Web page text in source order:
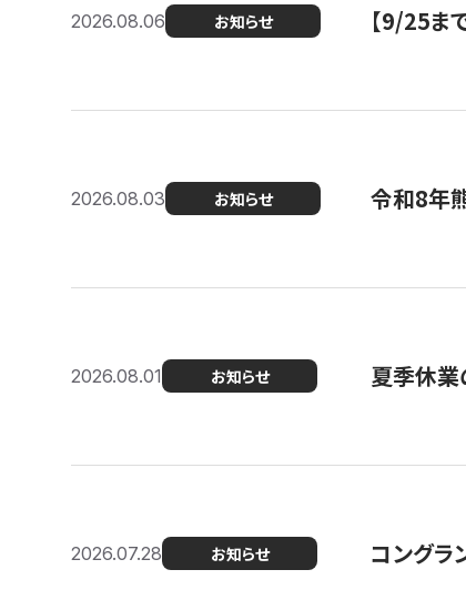
2026.08.06 お知らせ 【9/25ま
2026.08.03 お知らせ 令和8年
2026.08.01 お知らせ 夏季休業
2026.07.28 お知らせ コングラ